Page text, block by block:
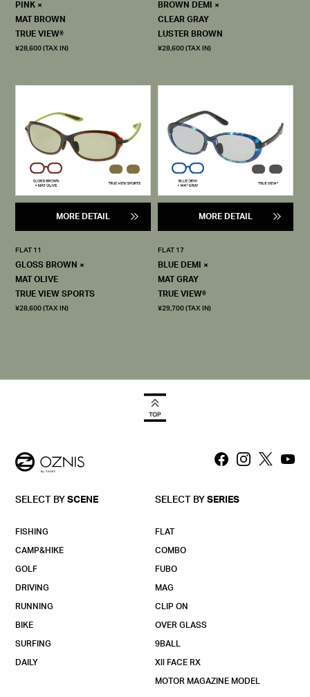
PINK ×
MAT BROWN
TRUE VIEW®
¥28,600 (TAX IN)
BROWN DEMI ×
CLEAR GRAY
LUSTER BROWN
¥28,600 (TAX IN)
MORE DETAIL
FLAT 11
GLOSS BROWN ×
MAT OLIVE
TRUE VIEW SPORTS
¥28,600 (TAX IN)
MORE DETAIL
FLAT 17
BLUE DEMI ×
MAT GRAY
TRUE VIEW®
¥29,700 (TAX IN)
SELECT BYSCENE
FISHING
CAMP&HIKE
GOLF
DRIVING
RUNNING
BIKE
SURFING
DAILY
SELECT BY SERIES
FLAT
COMBO
FUBO
MAG
CLIP ON
OVER GLASS
9BALL
Xll FACE RX
MOTOR MAGAZINE MODEL